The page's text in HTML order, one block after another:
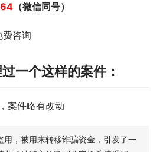
（微信同号）
费咨询
一个这样的案件：
案件略有改动
用，被用来转移诈骗资金，引发了一